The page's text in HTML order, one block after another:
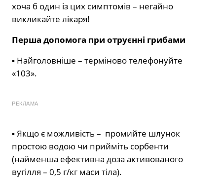
хоча б один із цих симптомів – негайно
викликайте лікаря!
Перша допомога при отруєнні грибами
▪ Найголовніше – терміново телефонуйте
«103».
РЕКЛАМА
▪ Якщо є можливість – промийте шлунок
простою водою чи прийміть сорбенти
(найменша ефективна доза активованого
вугілля – 0,5 г/кг маси тіла).